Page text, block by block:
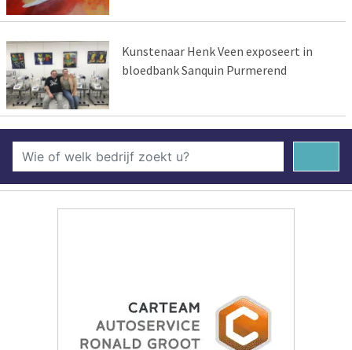
Kunstenaar Henk Veen exposeert in
bloedbank Sanquin Purmerend